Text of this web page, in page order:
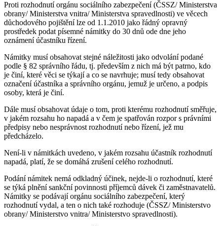
Proti rozhodnutí orgánu sociálního zabezpečení (ČSSZ/ Ministerstva
obrany/ Ministerstva vnitra/ Ministerstva spravedlnosti) ve věcech
důchodového pojištění lze od 1.1.2010 jako řádný opravný
prostředek podat písemné námitky do 30 dnů ode dne jeho
oznámení účastníku řízení.
Námitky musí obsahovat stejné náležitosti jako odvolání podané
podle § 82 správního řádu, tj. především z nich má být patrno, kdo
je činí, které věci se týkají a co se navrhuje; musí tedy obsahovat
označení účastníka a správního orgánu, jemuž je určeno, a podpis
osoby, která je činí.
Dále musí obsahovat údaje o tom, proti kterému rozhodnutí směřuje,
v jakém rozsahu ho napadá a v čem je spatřován rozpor s právními
předpisy nebo nesprávnost rozhodnutí nebo řízení, jež mu
předcházelo.
Není-li v námitkách uvedeno, v jakém rozsahu účastník rozhodnutí
napadá, platí, že se domáhá zrušení celého rozhodnutí.
Podání námitek nemá odkladný účinek, nejde-li o rozhodnutí, které
se týká plnění sankční povinnosti příjemců dávek či zaměstnavatelů.
Námitky se podávají orgánu sociálního zabezpečení, který
rozhodnutí vydal, a ten o nich také rozhoduje (ČSSZ/ Ministerstvo
obrany/ Ministerstvo vnitra/ Ministerstvo spravedlnosti).